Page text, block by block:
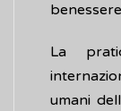
La
umani